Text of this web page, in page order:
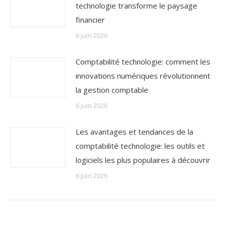
technologie transforme le paysage
financier
6 juin 2026
Comptabilité technologie: comment les
innovations numériques révolutionnent
la gestion comptable
6 juin 2026
Les avantages et tendances de la
comptabilité technologie: les outils et
logiciels les plus populaires à découvrir
6 juin 2026